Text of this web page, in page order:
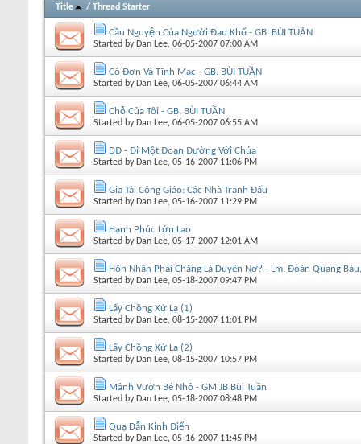
Title / Thread Starter
Cầu Nguyện Của Người Đau Khổ - GB. BÙI TUẦN
Started by Dan Lee, 06-05-2007 07:00 AM
Cô Đơn Và Tĩnh Mạc - GB. BÙI TUẦN
Started by Dan Lee, 06-05-2007 06:44 AM
Chỗ Của Tôi - GB. BÙI TUẦN
Started by Dan Lee, 06-05-2007 06:55 AM
DĐ - Ði Một Ðoạn Ðường Với Chúa
Started by Dan Lee, 05-16-2007 11:06 PM
Gia Tài Công Giáo: Các Nhà Tranh Đấu
Started by Dan Lee, 05-16-2007 11:29 PM
Hạnh Phúc Lớn Lao
Started by Dan Lee, 05-17-2007 12:01 AM
Hôn Nhân Phải Chăng Là Duyên Nợ? - Lm. Đoàn Quang
Started by Dan Lee, 05-18-2007 09:47 PM
Lấy Chồng Xứ Lạ (1)
Started by Dan Lee, 08-15-2007 11:01 PM
Lấy Chồng Xứ Lạ (2)
Started by Dan Lee, 08-15-2007 10:57 PM
Mảnh Vườn Bé Nhỏ - GM JB Bùi Tuần
Started by Dan Lee, 05-18-2007 08:48 PM
Quạ Dẫn Kinh Điển
Started by Dan Lee, 05-16-2007 11:45 PM